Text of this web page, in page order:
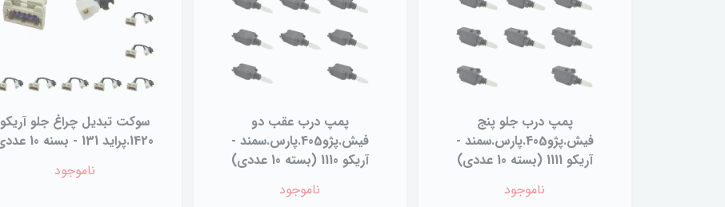
پمپ درب جلو پنج
فیش.پژو405.پارس.سمند -
آریکو 1111 (بسته 10 عددی)
ناموجود
پمپ درب عقب دو
فیش.پژو405.پارس.سمند -
آریکو 1110 (بسته 10 عددی)
ناموجود
سوکت تبدیل چراغ جلو آریکو
1420.پراید 131 - بسنه 10 عددی
ناموجود